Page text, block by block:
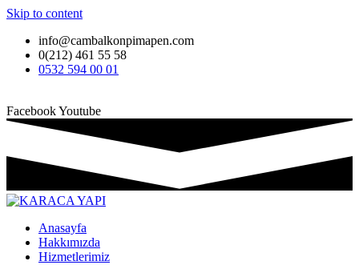
Skip to content
info@cambalkonpimapen.com
0(212) 461 55 58
0532 594 00 01
FacebookYoutube
Anasayfa
Hakkımızda
Hizmetlerimiz